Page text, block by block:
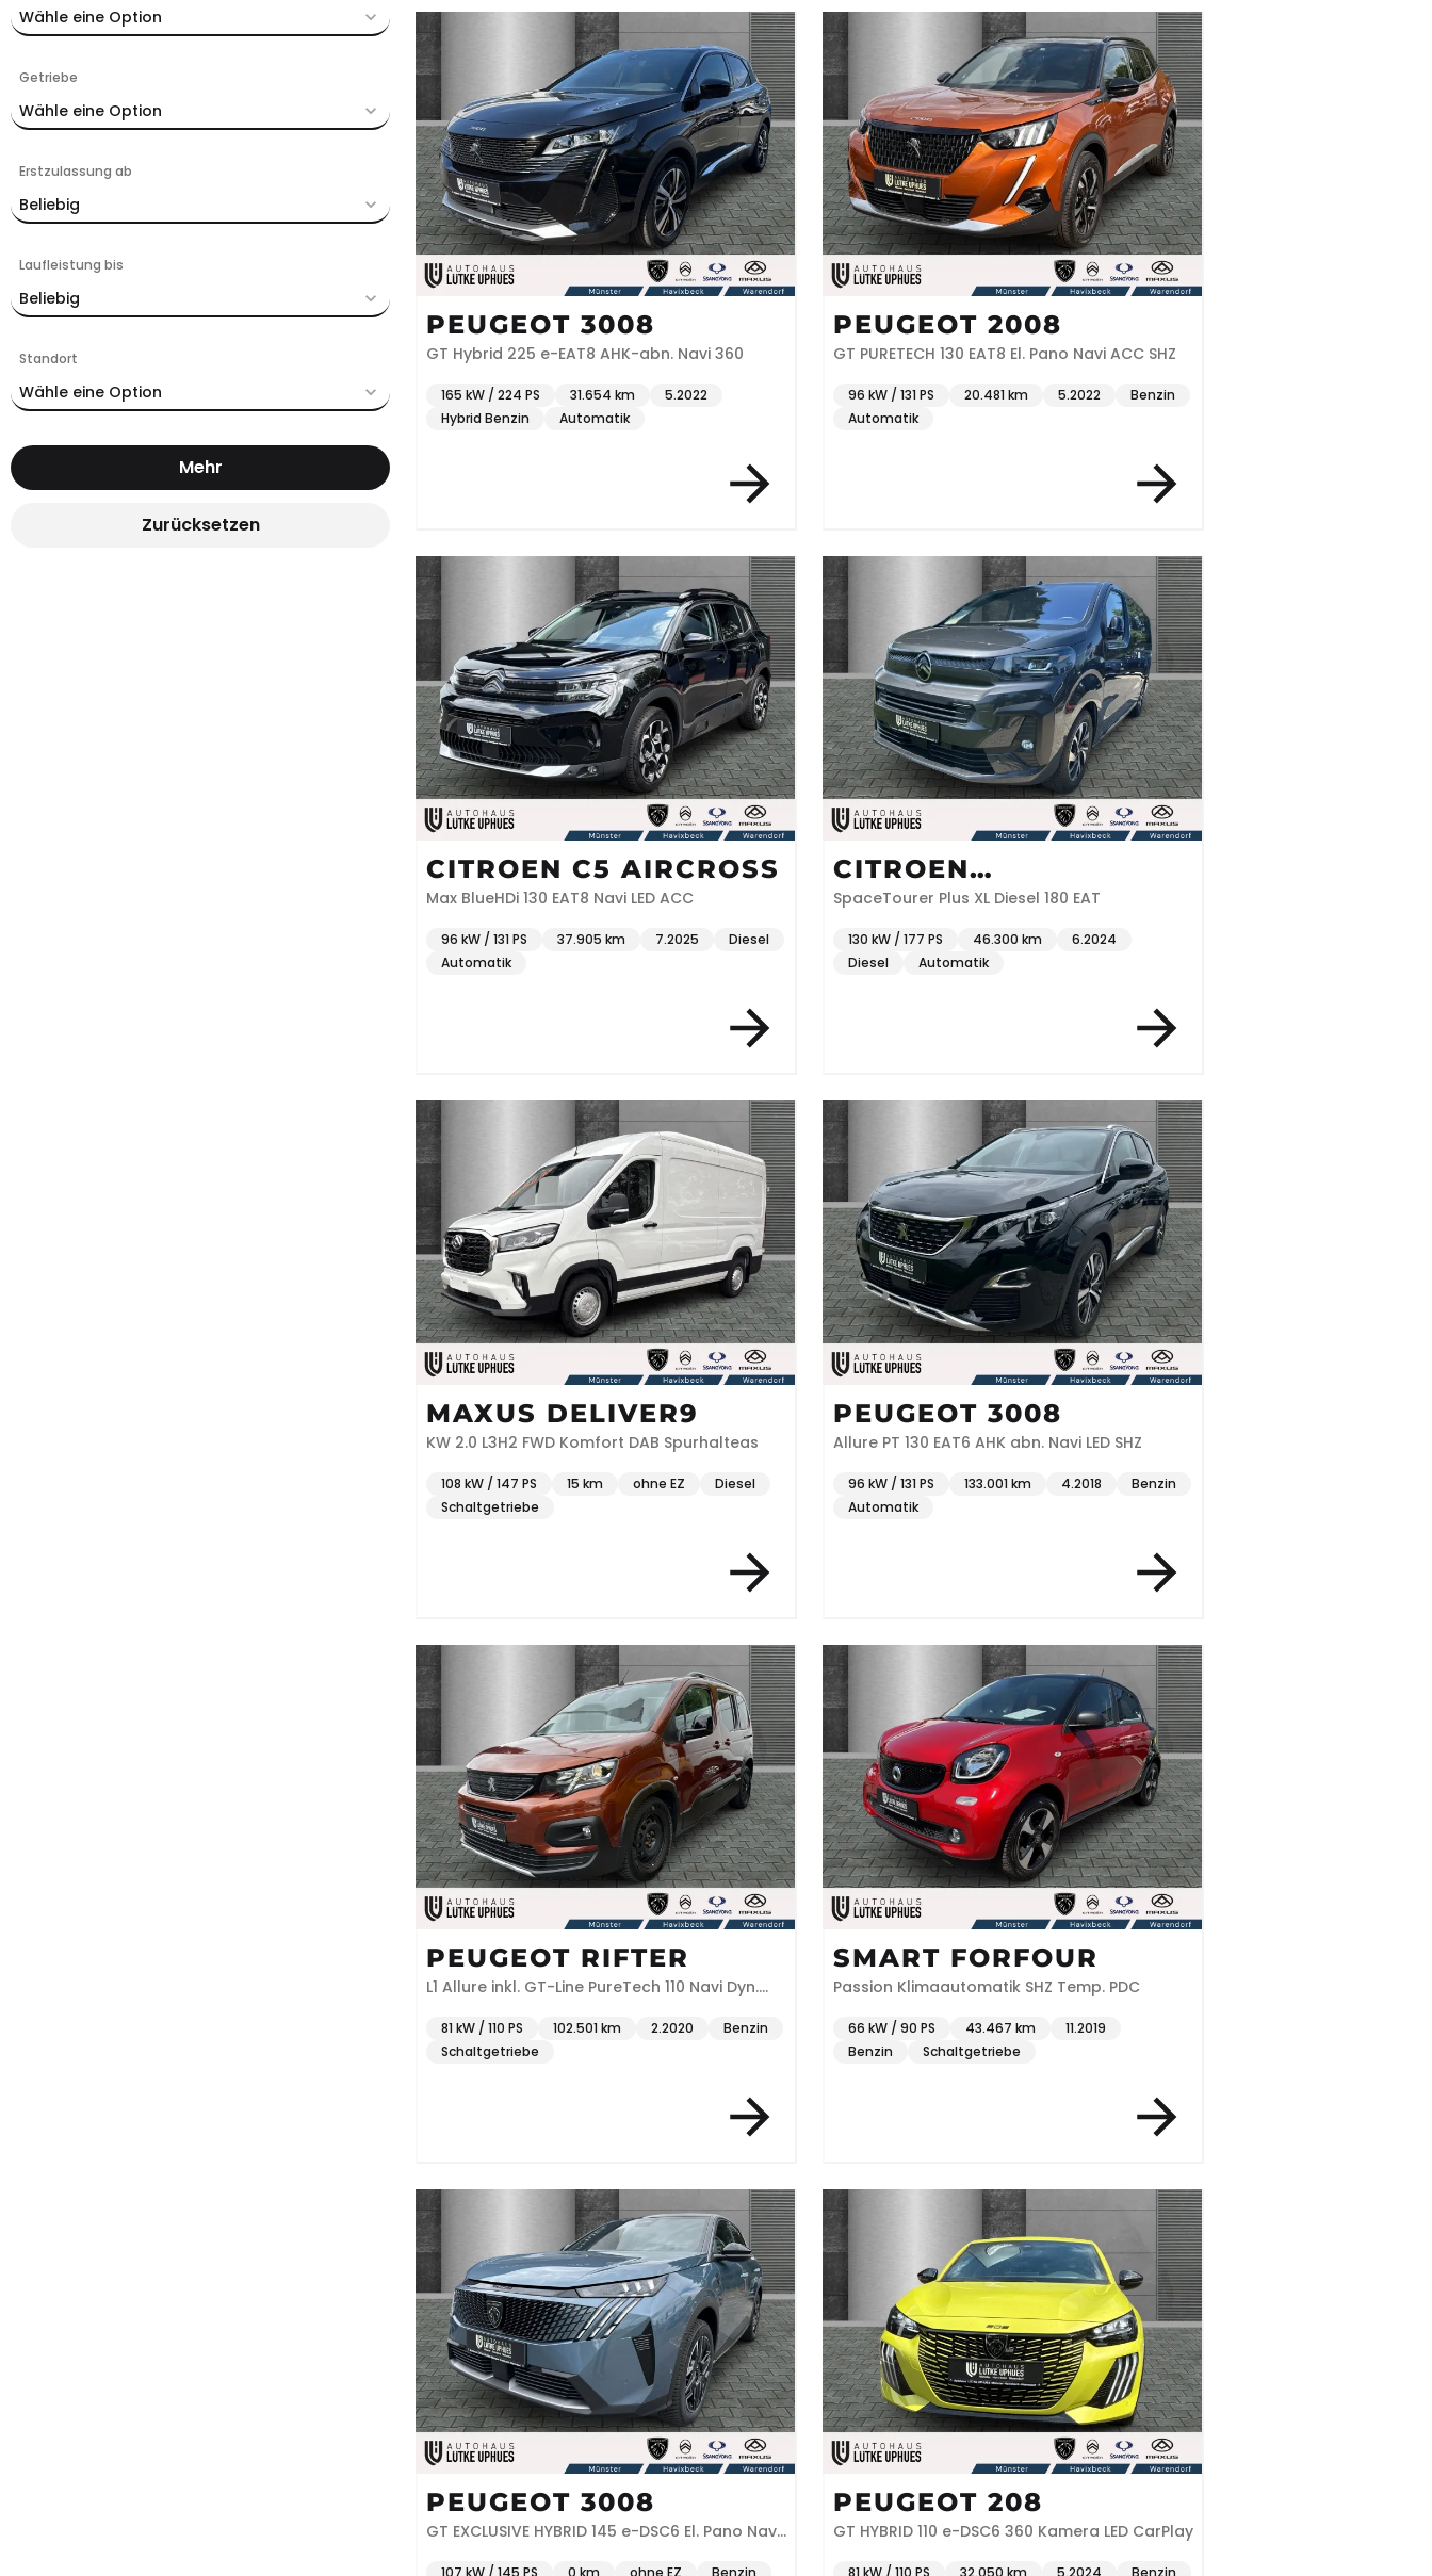
Wähle eine Option
Getriebe
Wähle eine Option
Erstzulassung ab
Beliebig
Laufleistung bis
Beliebig
Standort
Wähle eine Option
Mehr
Zurücksetzen
PEUGEOT 3008
GT Hybrid 225 e-EAT8 AHK-abn. Navi 360
165 kW / 224 PS 31.654 km
5.2022
Hybrid Benzin
Automatik
PEUGEOT 2008
GT PURETECH 130 EAT8 El. Pano Navi ACC SHZ
96 kW / 131 PS 20.481 km 5.2022
Benzin
Automatik
CITROEN C5 AIRCROSS
Max BlueHDi 130 EAT8 Navi LED ACC
96 kW / 131 PS 37.905 km 7.2025
Diesel
Automatik
CITROEN
SPACETOURER
SpaceTourer Plus XL Diesel 180 EAT
130 kW / 177 PS 46.300 km
6.2024
Diesel
Automatik
MAXUS DELIVER9
KW 2.0 L3H2 FWD Komfort DAB Spurhalteas
108 kW / 147 PS 15 km ohne EZ
Diesel
Schaltgetriebe
PEUGEOT 3008
Allure PT 130 EAT6 AHK abn. Navi LED SHZ
96 kW / 131 PS 133.001 km 4.2018
Benzin
Automatik
PEUGEOT RIFTER
L1 Allure inkl. GT-Line PureTech 110 Navi Dyn.
81 kW / 110 PS 102.501 km 2.2020
Benzin
Schaltgetriebe
SMART FORFOUR
Passion Klimaautomatik SHZ Temp. PDC
66 kW / 90 PS 43.467 km
11.2019
Benzin
Schaltgetriebe
PEUGEOT 3008
GT EXCLUSIVE HYBRID 145 e-DSC6 El. Pano Navi
PEUGEOT 208
GT HYBRID 110 e-DSC6 360 Kamera LED CarPlay